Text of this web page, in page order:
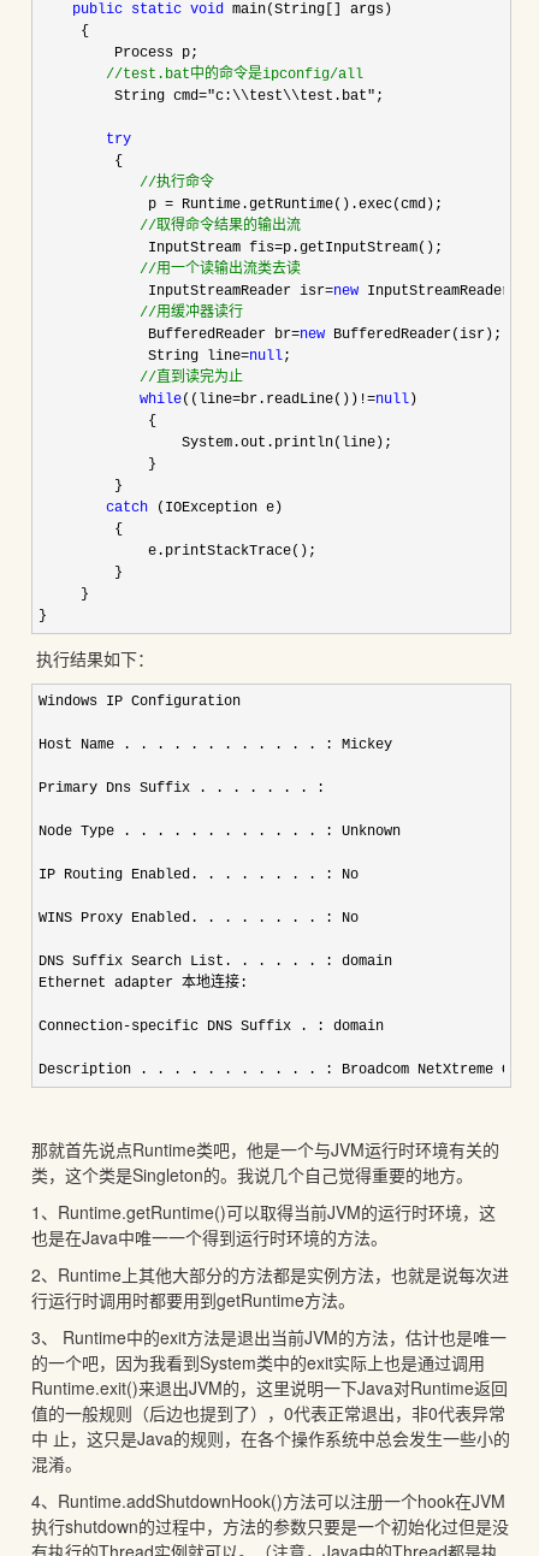
public static void main(String[] args)
     {
         Process p;
//test.bat中的命令是ipconfig/all
         String cmd="c:\\test\\test.bat"
;
try
         {
//执行命令
             p =
Runtime.getRuntime().exec(cmd);
//取得命令结果的输出流
             InputStream fis=
p.getInputStream();
//用一个读输出流类去读
             InputStreamReader isr=
new
//用缓冲器读行
             BufferedReader br=
new BufferedReader(isr);
             String line
=null;
//直到读完为止
while((line=br.readLine())!=null )
             {
                 System.out.println(line);
             }
         }
catch (IOException e)
         {
             e.printStackTrace();
         }
     }
}
执行结果如下：
Windows IP Configuration
Host Name . . . . . . . . . . . . : Mickey
Primary Dns Suffix . . . . . . . :
Node Type . . . . . . . . . . . . : Unknown
IP Routing Enabled. . . . . . . . : No
WINS Proxy Enabled. . . . . . . . : No
DNS Suffix Search List. . . . . . : domain
Ethernet adapter 本地连接:
Connection-specific DNS Suffix . : domain
Description . . . . . . . . . . . : Broadcom NetXtreme
那就首先说点Runtime类吧，他是一个与JVM运行时环境有关的
类，这个类是Singleton的。我说几个自己觉得重要的地方。
1、Runtime.getRuntime()可以取得当前JVM的运行时环境，这
也是在Java中唯一一个得到运行时环境的方法。
2、Runtime上其他大部分的方法都是实例方法，也就是说每次进
行运行时调用时都要用到getRuntime方法。
3、 Runtime中的exit方法是退出当前JVM的方法，估计也是唯一
的一个吧，因为我看到System类中的exit实际上也是通过调用
Runtime.exit()来退出JVM的，这里说明一下Java对Runtime返回
值的一般规则（后边也提到了），0代表正常退出，非0代表异常
中 止，这只是Java的规则，在各个操作系统中总会发生一些小的
混淆。
4、Runtime.addShutdownHook()方法可以注册一个hook在JVM
执行shutdown的过程中，方法的参数只要是一个初始化过但是没
有执行的Thread实例就可以。（注意，Java中的Thread都是执